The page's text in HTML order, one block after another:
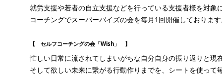
就労支援や若者の自立支援などを行っている支援者様を対象
コーチングでスーパーバイズの会を毎月1回開催しておりま
【 セルフコーチングの会「Wish」 】
忙しい日常に流されてしまいがちな自分自身の振り返りと現
そして欲しい未来に繋がる行動作りまでを、シートを使って